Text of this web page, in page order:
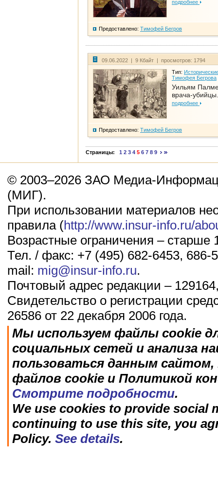
подробнее
Предоставлено: Тимофей Бегров
09.06.2022 | 9 Кбайт | просмотров: 1794
Тип:
Тимофея Бегрова
Уильям
врача-
подробнее
Предоставлено: Тимофей Бегров
Страницы: 1 2 3 4 5 6 7 8 9
© 2003–2026 ЗАО Медиа-
(МИГ).
При использовании материалов
правила (http://www.insur-info.ru/
Возрастные ограничения – старше
Тел. / факс: +7 (495) 682-6453, 686-
mail: mig@insur-info.ru.
Почтовый адрес редакции –
Свидетельство о регистрации
26586 от 22 декабря 2006 года.
Мы используем файлы cookie
социальных сетей и анализа
пользоваться данным
файлов cookie и Политикой
Смотрите подробности.
We use cookies to provide social
continuing to use this site, you
Policy. See details.